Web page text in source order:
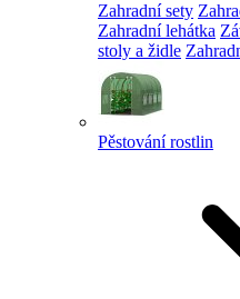
Zahradní sety
Zahradní lehátka
stoly a židle
Pěstování rostlin